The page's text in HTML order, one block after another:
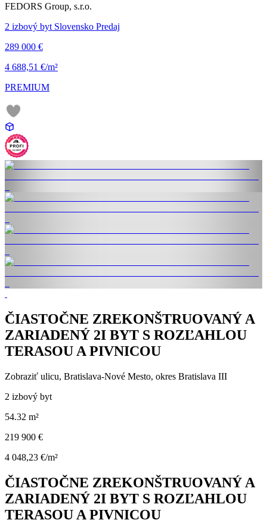
FEDORS Group, s.r.o.
2 izbový byt Slovensko Predaj
289 000 €
4 688,51 €/m²
PREMIUM
ČIASTOČNE ZREKONŠTRUOVANÝ A
ZARIADENÝ 2I BYT S ROZĽAHLOU
TERASOU A PIVNICOU
Zobraziť ulicu, Bratislava-Nové Mesto, okres Bratislava III
2 izbový byt
54.32 m²
219 900 €
4 048,23 €/m²
ČIASTOČNE ZREKONŠTRUOVANÝ A
ZARIADENÝ 2I BYT S ROZĽAHLOU
TERASOU A PIVNICOU